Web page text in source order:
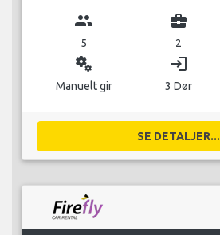
group
5
business_center
2
miscellaneous_services
Manuelt gir
login
3 Dør
SE DETALJER...